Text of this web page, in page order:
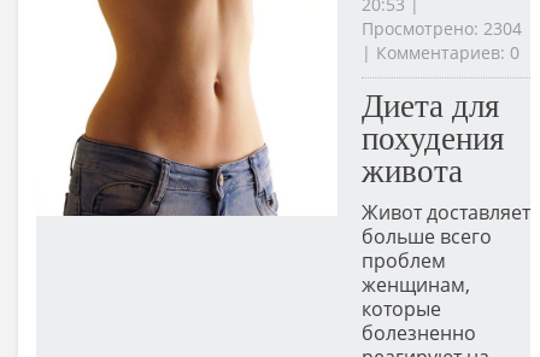
Просмотрено: 2304
| Комментариев: 0
Диета для
похудения
живота
Живот доставляет
больше всего
проблем
женщинам,
которые
болезненно